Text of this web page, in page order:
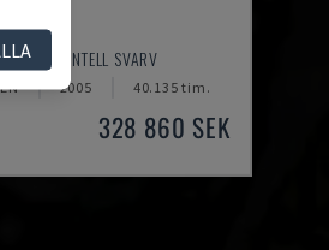
520
- HORISONTELL SVARV
2005 40.135 tim.
328 860 SEK